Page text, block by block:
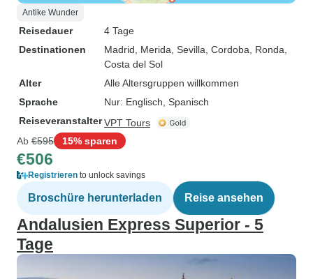
Antike Wunder
Reisedauer
4 Tage
Destinationen
Madrid , Merida , Sevilla , Cordoba , Ronda
Costa del Sol
Alter
Alle Altersgruppen willkommen
Sprache
Nur: Englisch, Spanisch
ReiseveranstalterVPT Tours
Ab €595 15% sparen
€506
Registrieren to unlock savings
Broschüre herunterladen Reise ansehen
Andalusien Express Superior - 5
Tage